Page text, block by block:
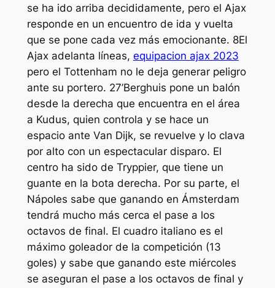
se ha ido arriba decididamente, pero el Ajax
responde en un encuentro de ida y vuelta
que se pone cada vez más emocionante. 8El
Ajax adelanta líneas, equipacion ajax 2023
pero el Tottenham no le deja generar peligro
ante su portero. 27’Berghuis pone un balón
desde la derecha que encuentra en el área
a Kudus, quien controla y se hace un
espacio ante Van Dijk, se revuelve y lo clava
por alto con un espectacular disparo. El
centro ha sido de Tryppier, que tiene un
guante en la bota derecha. Por su parte, el
Nápoles sabe que ganando en Ámsterdam
tendrá mucho más cerca el pase a los
octavos de final. El cuadro italiano es el
máximo goleador de la competición (13
goles) y sabe que ganando este miércoles
se aseguran el pase a los octavos de final y